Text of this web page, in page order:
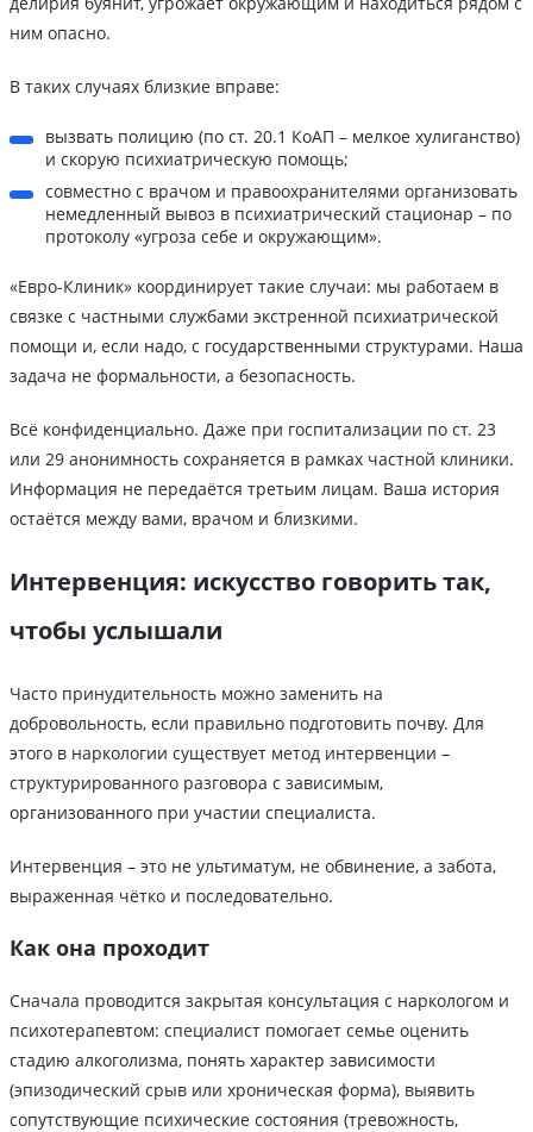
ним опасно.
В таких случаях близкие вправе:
вызвать полицию (по ст. 20.1 КоАП – мелкое хулиганство)
и скорую психиатрическую помощь;
совместно с врачом и правоохранителями организовать
немедленный вывоз в психиатрический стационар – по
протоколу «угроза себе и окружающим».
«Евро-Клиник» координирует такие случаи: мы работаем в
связке с частными службами экстренной психиатрической
помощи и, если надо, с государственными структурами. Наша
задача не формальности, а безопасность.
Всё конфиденциально. Даже при госпитализации по ст. 23
или 29 анонимность сохраняется в рамках частной клиники.
Информация не передаётся третьим лицам. Ваша история
остаётся между вами, врачом и близкими.
Интервенция: искусство говорить так,
чтобы услышали
Часто принудительность можно заменить на
добровольность, если правильно подготовить почву. Для
этого в наркологии существует метод интервенции –
структурированного разговора с зависимым,
организованного при участии специалиста.
Интервенция – это не ультиматум, не обвинение, а забота,
выраженная чётко и последовательно.
Как она проходит
Сначала проводится закрытая консультация с наркологом и
психотерапевтом: специалист помогает семье оценить
стадию алкоголизма, понять характер зависимости
(эпизодический срыв или хроническая форма), выявить
сопутствующие психические состояния (тревожность,